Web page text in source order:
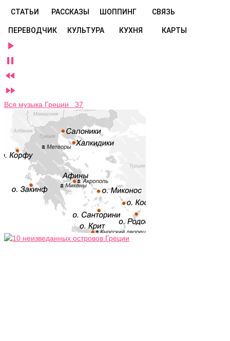
СТАТЬИ РАССКАЗЫ ШОППИНГ СВЯЗЬ
ПЕРЕВОДЧИК КУЛЬТУРА КУХНЯ КАРТЫ




Вся музыка Греции 37